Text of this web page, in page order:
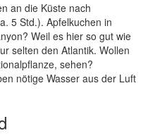
an die Küste nach
5 Std.). Apfelkuchen in
Weil es hier so gut wie
selten den Atlantik. Wollen
sehen?
nötige Wasser aus der Luft